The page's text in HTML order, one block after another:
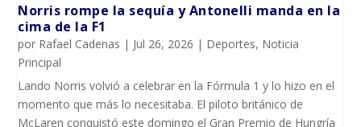
Norris rompe la sequía y Antonelli manda en la
cima de la F1
por Rafael Cadenas | Jul 26, 2026 | Deportes, Noticia
Principal
Lando Norris volvió a celebrar en la Fórmula 1 y lo hizo en el
momento que más lo necesitaba. El piloto británico de
McLaren conquistó este domingo el Gran Premio de Hungría